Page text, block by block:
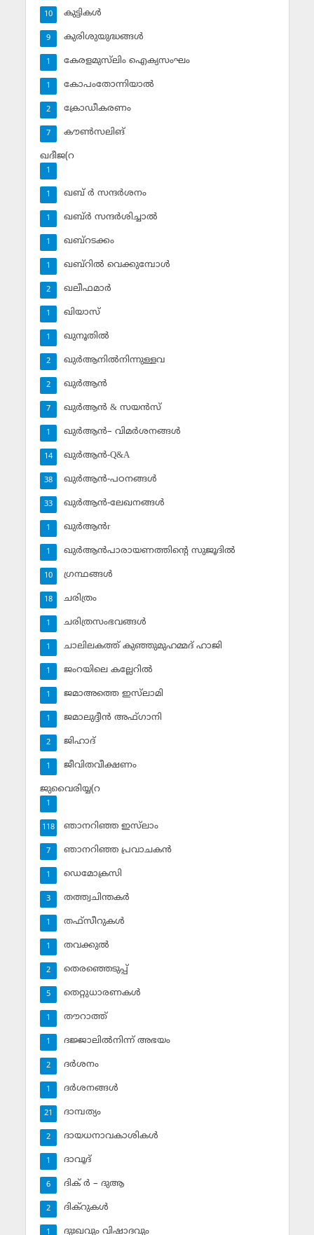
കുട്ടികള്‍
10
കുരിശുയുദ്ധങ്ങള്‍
9
കേരളമുസ്‌ലിം ഐക്യസംഘം
1
കോപംതോന്നിയാല്‍
1
ക്രോഡീകരണം
2
കൗണ്‍സലിങ്‌
7
ഖദീജ(റ
1
ഖബ് ര്‍ സന്ദര്‍ശനം
1
ഖബ്ര്‍ സന്ദര്‍ശിച്ചാല്‍
1
ഖബ്‌റടക്കം
1
ഖബ്‌റില്‍ വെക്കുമ്പോള്‍
1
ഖലീഫമാര്‍
2
ഖിയാസ്
1
ഖുനൂതില്‍
1
ഖുര്‍ആനില്‍നിന്നുള്ളവ
2
ഖുര്‍ആന്‍
2
ഖുര്‍ആന്‍ & സയന്‍സ്‌
7
ഖുര്‍ആന്‍– വിമര്‍ശനങ്ങള്‍
1
ഖുര്‍ആന്‍-Q&A
14
ഖുര്‍ആന്‍-പഠനങ്ങള്‍
38
ഖുര്‍ആന്‍-ലേഖനങ്ങള്‍
33
ഖുര്‍ആന്‍r
1
ഖുര്‍ആന്‍പാരായണത്തിന്റെ സുജൂദില്‍
1
ഗ്രന്ഥങ്ങള്‍
10
ചരിത്രം
18
ചരിത്രസംഭവങ്ങള്‍
1
ചാലിലകത്ത് കുഞ്ഞുമുഹമ്മദ് ഹാജി
1
ജംറയിലെ കല്ലേറില്‍
1
ജമാഅത്തെ ഇസ്‌ലാമി
1
ജമാലുദ്ദീന്‍ അഫ്ഗാനി
1
ജിഹാദ്‌
2
ജീവിതവീക്ഷണം
1
ജുവൈരിയ്യ(റ
1
ഞാനറിഞ്ഞ ഇസ്‌ലാം
118
ഞാനറിഞ്ഞ പ്രവാചകന്‍
7
ഡെമോക്രസി
1
തത്ത്വചിന്തകര്‍
3
തഫ്‌സീറുകള്‍
1
തവക്കുല്‍
1
തെരഞ്ഞെടുപ്പ്
2
തെറ്റുധാരണകള്‍
5
തൗറാത്ത്
1
ദജ്ജാലില്‍നിന്ന് അഭയം
1
ദര്‍ശനം
2
ദര്‍ശനങ്ങള്‍
1
ദാമ്പത്യം
21
ദായധനാവകാശികള്‍
2
ദാവൂദ്‌
1
ദിക് ര്‍ – ദുആ
6
ദിക്‌റുകള്‍
2
ദുഃഖവും വിഷാദവും
1